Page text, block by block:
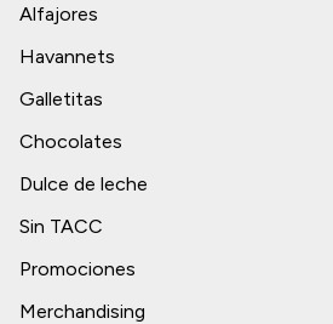
Alfajores
Havannets
Galletitas
Chocolates
Dulce de leche
Sin TACC
Promociones
Merchandising